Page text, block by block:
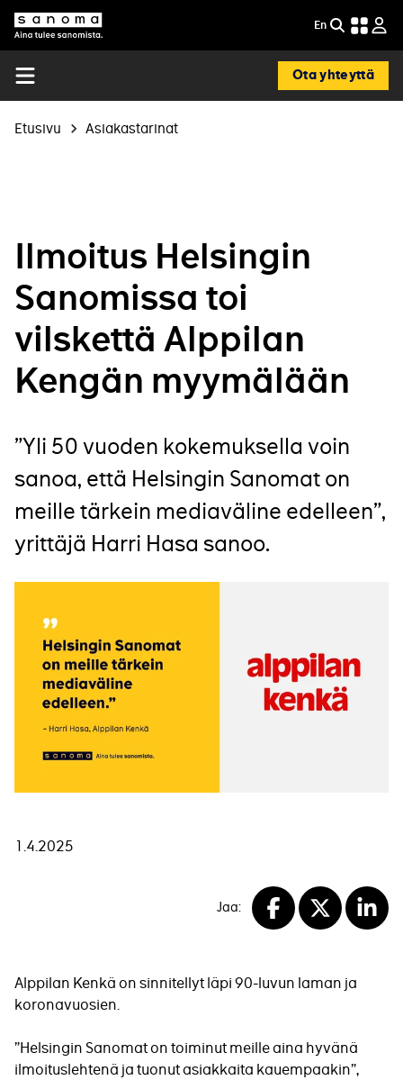
Sanoma
En EN
In
English
Etsi
Open
menu
Ota yhteyttä
Murupolku
Etusivu Asiakastarinat
Ilmoitus Helsingin
Sanomissa toi
vilskettä Alppilan
Kengän myymälään
”Yli 50 vuoden kokemuksella voin
sanoa, että Helsingin Sanomat on
meille tärkein mediaväline edelleen”,
yrittäjä Harri Hasa sanoo.
1.4.2025
Jaa:
Facebook
X
Alppilan Kenkä on sinnitellyt läpi 90-luvun laman ja
koronavuosien.
”Helsingin Sanomat on toiminut meille aina hyvänä
ilmoituslehtenä ja tuonut asiakkaita kauempaakin”,